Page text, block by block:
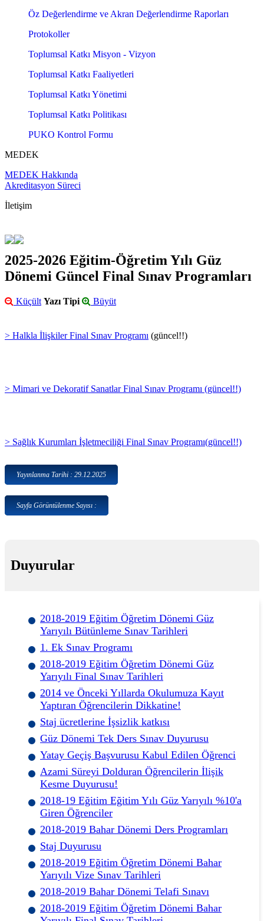
Öz Değerlendirme ve Akran Değerlendirme Raporları
Protokoller
Toplumsal Katkı Misyon - Vizyon
Toplumsal Katkı Faaliyetleri
Toplumsal Katkı Yönetimi
Toplumsal Katkı Politikası
PUKO Kontrol Formu
MEDEK
MEDEK Hakkında
Akreditasyon Süreci
İletişim
2025-2026 Eğitim-Öğretim Yılı Güz
Dönemi Güncel Final Sınav Programları
Küçült Yazı Tipi Büyüt
> Halkla İlişkiler Final Sınav Programı (güncel!!)
> Mimari ve Dekoratif Sanatlar Final Sınav Programı (güncel!!)
> Sağlık Kurumları İşletmeciliği Final Sınav Programı(güncel!!)
Yayınlanma Tarihi : 29.12.2025
Sayfa Görüntülenme Sayısı :
Duyurular
2018-2019 Eğitim Öğretim Dönemi Güz
Yarıyılı Bütünleme Sınav Tarihleri
1. Ek Sınav Programı
2018-2019 Eğitim Öğretim Dönemi Güz
Yarıyılı Final Sınav Tarihleri
2014 ve Önceki Yıllarda Okulumuza Kayıt
Yaptıran Öğrencilerin Dikkatine!
Staj ücretlerine İşsizlik katkısı
Güz Dönemi Tek Ders Sınav Duyurusu
Yatay Geçiş Başvurusu Kabul Edilen Öğrenci
Azami Süreyi Dolduran Öğrencilerin İlişik
Kesme Duyurusu!
2018-19 Eğitim Eğitim Yılı Güz Yarıyılı %10'a
Giren Öğrenciler
2018-2019 Bahar Dönemi Ders Programları
Staj Duyurusu
2018-2019 Eğitim Öğretim Dönemi Bahar
Yarıyılı Vize Sınav Tarihleri
2018-2019 Bahar Dönemi Telafi Sınavı
2018-2019 Eğitim Öğretim Dönemi Bahar